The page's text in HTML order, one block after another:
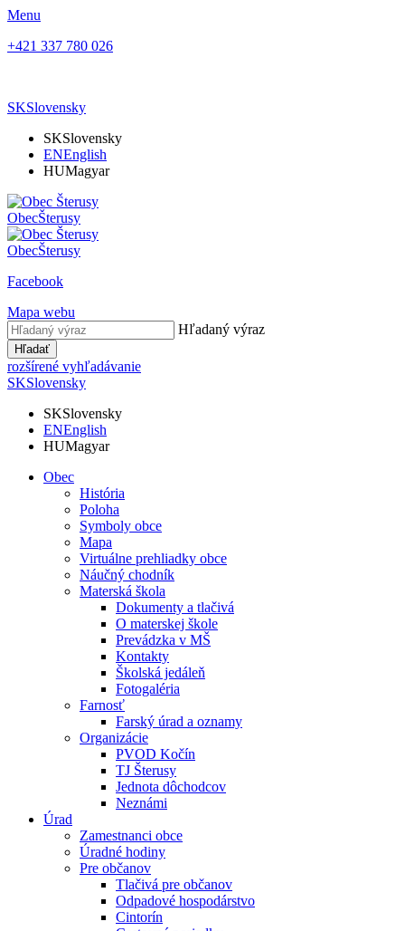
Menu
+421 337 780 026
SKSlovensky
SKSlovensky
ENEnglish
HUMagyar
ObecŠterusy
ObecŠterusy
Facebook
Mapa webu
Hľadaný výraz
Hľadať
rozšírené vyhľadávanie
SKSlovensky
SKSlovensky
ENEnglish
HUMagyar
Obec
História
Poloha
Symboly obce
Mapa
Virtuálne prehliadky obce
Náučný chodník
Materská škola
Dokumenty a tlačivá
O materskej škole
Prevádzka v MŠ
Kontakty
Školská jedáleň
Fotogaléria
Farnosť
Farský úrad a oznamy
Organizácie
PVOD Kočín
TJ Šterusy
Jednota dôchodcov
Neznámi
Úrad
Zamestnanci obce
Úradné hodiny
Pre občanov
Tlačivá pre občanov
Odpadové hospodárstvo
Cintorín